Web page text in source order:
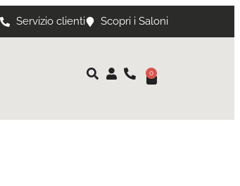
Servizio clienti Scopri i Saloni
0